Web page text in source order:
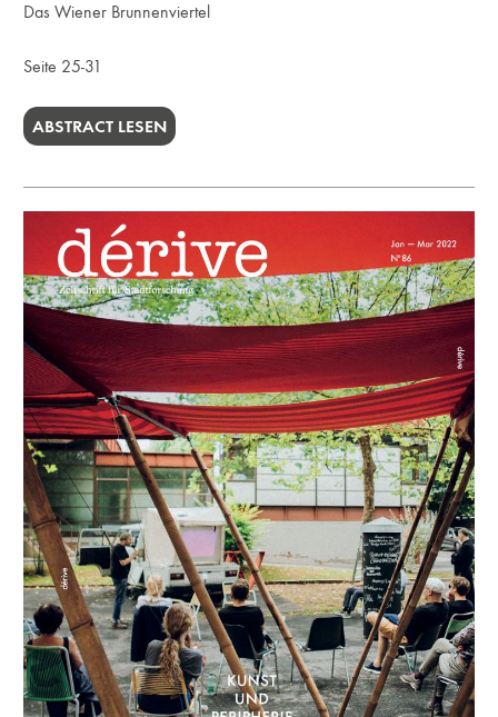
Das Wiener Brunnenviertel
Seite 25-31
ABSTRACT LESEN